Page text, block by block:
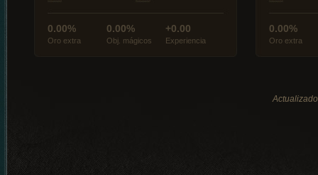
0.00%
Oro extra
0.00%
Obj. mágicos
+0.00
Experiencia
0.00%
Oro extra